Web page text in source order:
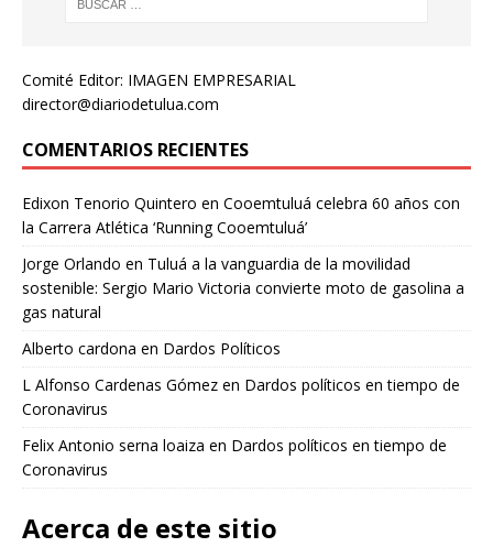
Comité Editor: IMAGEN EMPRESARIAL
director@diariodetulua.com
COMENTARIOS RECIENTES
Edixon Tenorio Quintero en Cooemtuluá celebra 60 años con
la Carrera Atlética ‘Running Cooemtuluá’
Jorge Orlando en Tuluá a la vanguardia de la movilidad
sostenible: Sergio Mario Victoria convierte moto de gasolina a
gas natural
Alberto cardona en Dardos Políticos
L Alfonso Cardenas Gómez en Dardos políticos en tiempo de
Coronavirus
Felix Antonio serna loaiza en Dardos políticos en tiempo de
Coronavirus
Acerca de este sitio